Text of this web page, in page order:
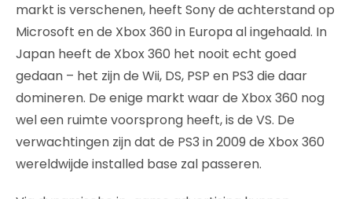
markt is verschenen, heeft Sony de achterstand op
Microsoft en de Xbox 360 in Europa al ingehaald. In
Japan heeft de Xbox 360 het nooit echt goed
gedaan – het zijn de Wii, DS, PSP en PS3 die daar
domineren. De enige markt waar de Xbox 360 nog
wel een ruimte voorsprong heeft, is de VS. De
verwachtingen zijn dat de PS3 in 2009 de Xbox 360
wereldwijde installed base zal passeren.